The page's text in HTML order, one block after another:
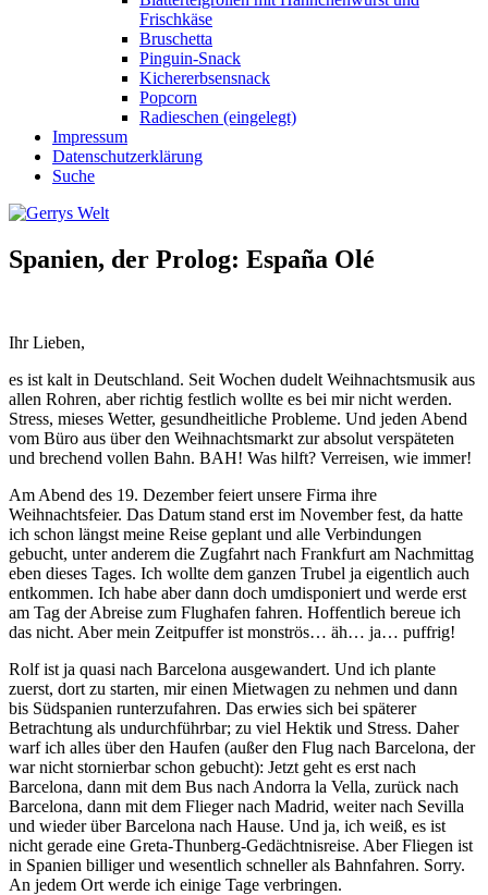
Frischkäse
Bruschetta
Pinguin-Snack
Kichererbsensnack
Popcorn
Radieschen (eingelegt)
Impressum
Datenschutzerklärung
Suche
Spanien, der Prolog: España Olé
Ihr Lieben,
es ist kalt in Deutschland. Seit Wochen dudelt Weihnachtsmusik aus
allen Rohren, aber richtig festlich wollte es bei mir nicht werden.
Stress, mieses Wetter, gesundheitliche Probleme. Und jeden Abend
vom Büro aus über den Weihnachtsmarkt zur absolut verspäteten
und brechend vollen Bahn. BAH! Was hilft? Verreisen, wie immer!
Am Abend des 19. Dezember feiert unsere Firma ihre
Weihnachtsfeier. Das Datum stand erst im November fest, da hatte
ich schon längst meine Reise geplant und alle Verbindungen
gebucht, unter anderem die Zugfahrt nach Frankfurt am Nachmittag
eben dieses Tages. Ich wollte dem ganzen Trubel ja eigentlich auch
entkommen. Ich habe aber dann doch umdisponiert und werde erst
am Tag der Abreise zum Flughafen fahren. Hoffentlich bereue ich
das nicht. Aber mein Zeitpuffer ist monströs… äh… ja… puffrig!
Rolf ist ja quasi nach Barcelona ausgewandert. Und ich plante
zuerst, dort zu starten, mir einen Mietwagen zu nehmen und dann
bis Südspanien runterzufahren. Das erwies sich bei späterer
Betrachtung als undurchführbar; zu viel Hektik und Stress. Daher
warf ich alles über den Haufen (außer den Flug nach Barcelona, der
war nicht stornierbar schon gebucht): Jetzt geht es erst nach
Barcelona, dann mit dem Bus nach Andorra la Vella, zurück nach
Barcelona, dann mit dem Flieger nach Madrid, weiter nach Sevilla
und wieder über Barcelona nach Hause. Und ja, ich weiß, es ist
nicht gerade eine Greta-Thunberg-Gedächtnisreise. Aber Fliegen ist
in Spanien billiger und wesentlich schneller als Bahnfahren. Sorry.
An jedem Ort werde ich einige Tage verbringen.